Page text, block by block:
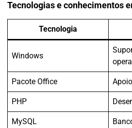
Tecnologias e conhecimentos
Tecnologia
Windows
Pacote Office
PHP
MySQL